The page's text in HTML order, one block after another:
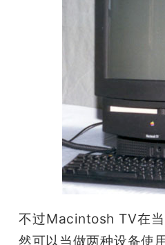
不过Macintosh TV在
然可以当做两种设备使